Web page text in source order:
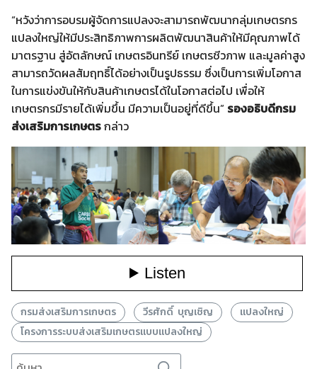
“หวังว่าการอบรมผู้จัดการแปลงจะสามารถพัฒนากลุ่มเกษตรกร
แปลงใหญ่ให้มีประสิทธิภาพการผลิตพัฒนาสินค้าให้มีคุณภาพได้
มาตรฐาน สู่อัตลักษณ์ เกษตรอินทรีย์ เกษตรชีวภาพ และมูลค่าสูง
สามารถวัดผลสัมฤทธิ์ได้อย่างเป็นรูปธรรม ซึ่งเป็นการเพิ่มโอกาส
ในการแข่งขันให้กับสินค้าเกษตรได้ในโอกาสต่อไป เพื่อให้
เกษตรกรมีรายได้เพิ่มขึ้น มีความเป็นอยู่ที่ดีขึ้น” รองอธิบดีกรม
ส่งเสริมการเกษตรกล่าว
กรมส่งเสริมการเกษตร วีรศักดิ์ บุญเชิญ
แปลงใหญ่
โครงการระบบส่งเสริมเกษตรแบบแปลงใหญ่
Search